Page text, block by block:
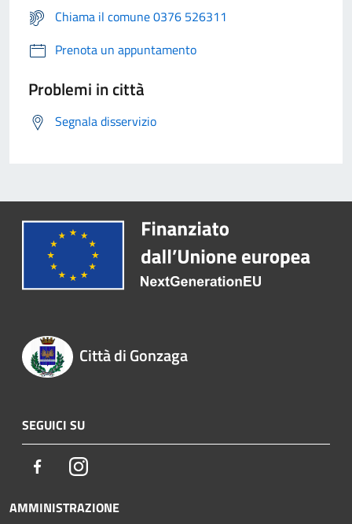
Chiama il comune 0376 526311
Prenota un appuntamento
Problemi in città
Segnala disservizio
Città di Gonzaga
SEGUICI SU
FacebookInstagram
AMMINISTRAZIONE